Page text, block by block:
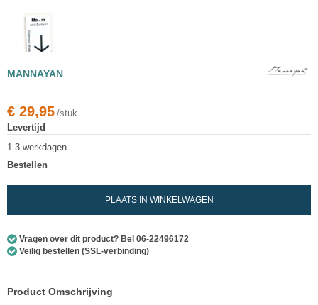
MANNAYAN
€ 29,95 /stuk
Levertijd
1-3 werkdagen
Bestellen
PLAATS IN WINKELWAGEN
Vragen over dit product? Bel 06-22496172
Veilig bestellen (SSL-verbinding)
Product Omschrijving